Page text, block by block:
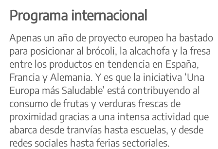
Programa internacional
Apenas un año de proyecto europeo ha bastado
para posicionar al brócoli, la alcachofa y la fresa
entre los productos en tendencia en España,
Francia y Alemania. Y es que la iniciativa ‘Una
Europa más Saludable’ está contribuyendo al
consumo de frutas y verduras frescas de
proximidad gracias a una intensa actividad que
abarca desde tranvías hasta escuelas, y desde
redes sociales hasta ferias sectoriales.